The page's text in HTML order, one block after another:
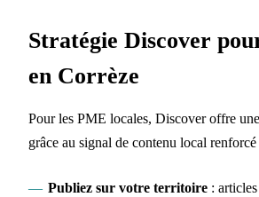
Stratégie Discover
en Corrèze
Pour les PME locales, Discover offre
grâce au signal de contenu local
Publiez sur votre territoire: